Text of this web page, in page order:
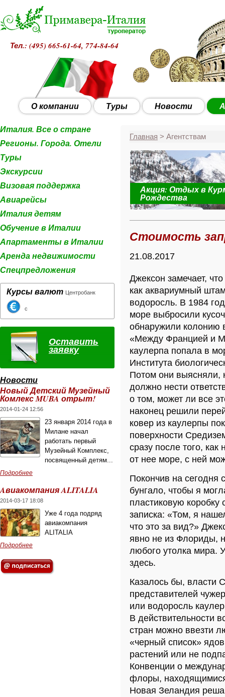
Тел.: (495) 665-61-64, 774-84-64
О компании Туры Новости
Италия. Все о стране
Регионы. Города. Отели
Туры
Экскурсии
Визовая поддержка
Авиарейсы
Италия детям
Обучение в Италии
Апартаменты в Италии
Аренда недвижимости
Спецпредложения
Курсы валют Центробанк
с
Оставить
заявку
Новости
Новый Детский Музейный
Комлекс MUBA отрыт!
2014-01-24 12:56
23 января 2014 года в
Милане начал
работать первый
Музейный Комплекс,
посвященный детям...
Подробнее
Aвиакомпания ALITALIA
2014-03-17 18:08
Уже 4 года подряд
авиакомпания
ALITALIA
Подробнее
Главная > Агентствам
декабря
Акция: Отдых в
Рождества
Стоимость
21.08.2017
Джексон замечает,
как аквариумный
водоросль. В 1984
море выбросили
обнаружили колонию
«Между Францией и
каулерпа попала в
Института
Потом они выясняли,
должно нести
о том, может ли все
наконец решили
ковер из каулерпы
поверхности
сразу после того,
от нее море, с ней
Покончив на сегодня
бунгало, чтобы я
пластиковую
записка: «Том, я
что это за вид?»
явно не из Флориды,
любого утолка мира.
здесь.
Казалось бы, власти
представителей
или водоросль
В действительности
стран можно ввезти
«черный список»
растений или не
Конвенции о
флоры, находящимися
Новая Зеландия